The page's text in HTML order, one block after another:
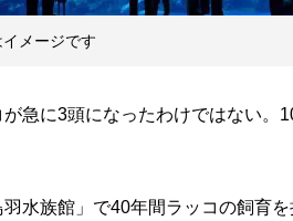
メージです
が急に3頭になったわけではない
水族館」で40年間ラッコの飼育